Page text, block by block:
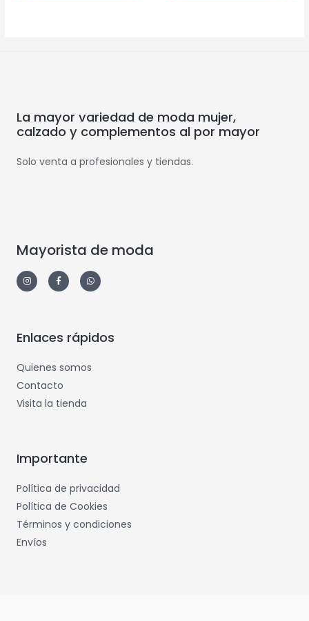
La mayor variedad de moda mujer,
calzado y complementos al por mayor
Solo venta a profesionales y tiendas.
Mayorista de moda
Enlaces rápidos
Quienes somos
Contacto
Visita la tienda
Importante
Política de privacidad
Política de Cookies
Términos y condiciones
Envíos